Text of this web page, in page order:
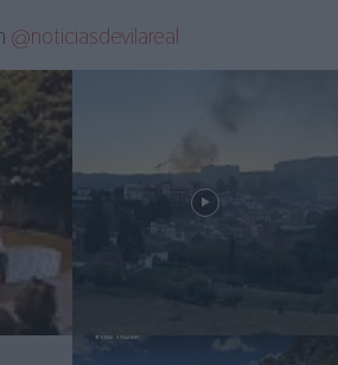
@noticiasdevilareal